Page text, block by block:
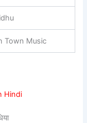
Town Music
Hindi